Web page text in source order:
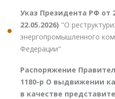
Указ Президента РФ от
22.05.2026) "О
энергопромышленного
Федерации"
Распоряжение
1180-р О выдвижении
в качестве